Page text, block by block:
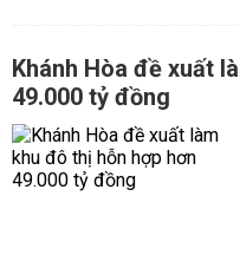
Khánh Hòa đề xuất
49.000 tỷ đồng